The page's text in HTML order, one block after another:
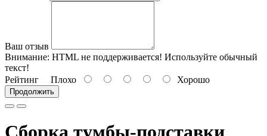
Ваш отзыв
Внимание: HTML не поддерживается! Используйте обычный
текст!
Рейтинг Плохо Хорошо
Продолжить